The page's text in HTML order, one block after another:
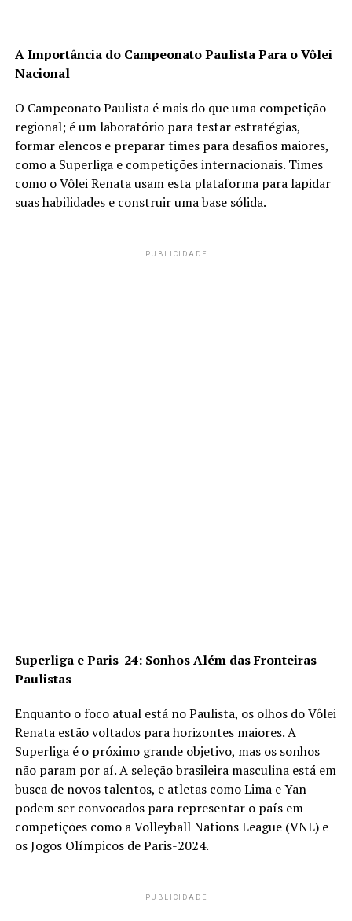
A Importância do Campeonato Paulista Para o Vôlei
Nacional
O Campeonato Paulista é mais do que uma competição
regional; é um laboratório para testar estratégias,
formar elencos e preparar times para desafios maiores,
como a Superliga e competições internacionais. Times
como o Vôlei Renata usam esta plataforma para lapidar
suas habilidades e construir uma base sólida.
PUBLICIDADE
Superliga e Paris-24: Sonhos Além das Fronteiras
Paulistas
Enquanto o foco atual está no Paulista, os olhos do Vôlei
Renata estão voltados para horizontes maiores. A
Superliga é o próximo grande objetivo, mas os sonhos
não param por aí. A seleção brasileira masculina está em
busca de novos talentos, e atletas como Lima e Yan
podem ser convocados para representar o país em
competições como a Volleyball Nations League (VNL) e
os Jogos Olímpicos de Paris-2024.
PUBLICIDADE